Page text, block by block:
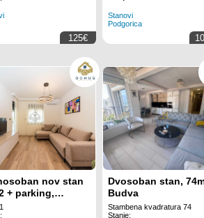
125€
Stanovi
Podgorica
nov stan
+ parking,
- Podgorica
Dvosoban stan,
Budva
Stambena kvadratura 74
Stanje: